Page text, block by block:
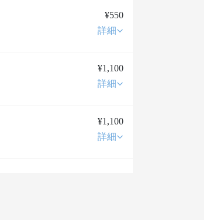
¥550
詳細
¥1,100
詳細
¥1,100
詳細